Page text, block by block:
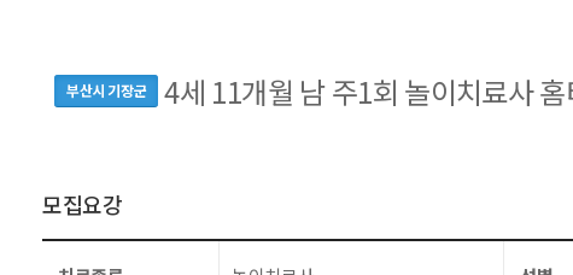
부산시 기장군 4세 11개월 남 주1회 놀이치료사 홈
모집요강